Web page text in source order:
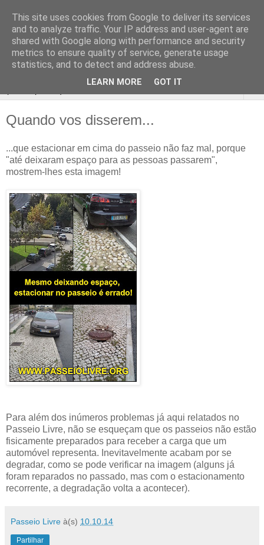
Passeio
Livre
Quando vos disserem...
...que estacionar em cima do passeio não faz mal, porque
"até deixaram espaço para as pessoas passarem",
mostrem-lhes esta imagem!
Para além dos inúmeros problemas já aqui relatados no
Passeio Livre, não se esqueçam que os passeios não estão
fisicamente preparados para receber a carga que um
automóvel representa. Inevitavelmente acabam por se
degradar, como se pode verificar na imagem (alguns já
foram reparados no passado, mas com o estacionamento
recorrente, a degradação volta a acontecer).
Passeio Livre à(s) 10.10.14
Partilhar
This site uses cookies from Google to deliver its services
and to analyze traffic. Your IP address and user-agent are
shared with Google along with performance and security
metrics to ensure quality of service, generate usage
statistics, and to detect and address abuse.
LEARN MORE GOT IT